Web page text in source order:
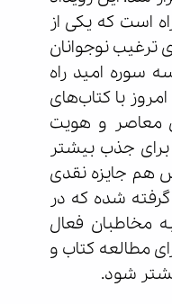
است که یکی از
ترغیب نوجوانان
سوره امید راه
امروز با کتاب‌های
معاصر و هویت
جذب بیشتر
هم جایزه نقدی
گرفته شده که در
مخاطبان فعال
مطالعه کتاب و
شود.